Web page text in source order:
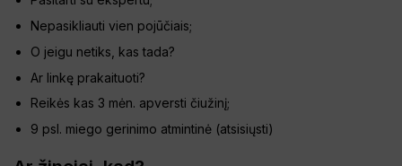
Nepasikliauti vien pojūčiais;
O jeigu netiks, kas tada?
Ar linkę prakaituoti?
Reikės kas 3 mėn. apversti čiužinį;
9 psl. miego gerinimo atmintinė (atsisiųsti)